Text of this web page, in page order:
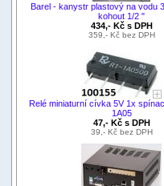
Barel - kanystr plastový na vodu
kohout 1/2 "
434,- Kč s DPH
359,- Kč bez DPH
Relé miniaturní cívka 5V 1x
1A05
47,- Kč s DPH
39,- Kč bez DPH